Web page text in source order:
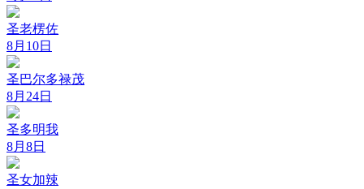
圣老楞佐
8月10日
圣巴尔多禄茂
8月24日
圣多明我
8月8日
圣女加辣